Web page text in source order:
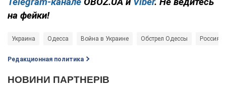
на фейки!
Украина Одесса Война в Украине Обстрел Одессы Россия -
Редакционная политика